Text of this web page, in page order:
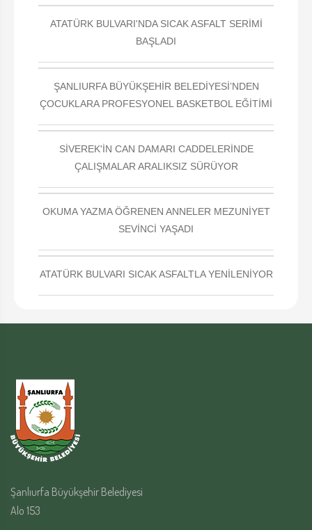
ATATÜRK BULVARI'NDA SICAK ASFALT SERİMİ
BAŞLADI
ŞANLIURFA BÜYÜKŞEHİR BELEDİYESİ’NDEN
ÇOCUKLARA PROFESYONEL BASKETBOL EĞİTİMİ
SİVEREK'İN CAN DAMARI CADDELERİNDE
ÇALIŞMALAR ARALIKSIZ SÜRÜYOR
OKUMA YAZMA ÖĞRENEN ANNELER MEZUNİYET
SEVİNCİ YAŞADI
ATATÜRK BULVARI SICAK ASFALTLA YENİLENİYOR
Şanlıurfa Büyükşehir Belediyesi
Alo 153